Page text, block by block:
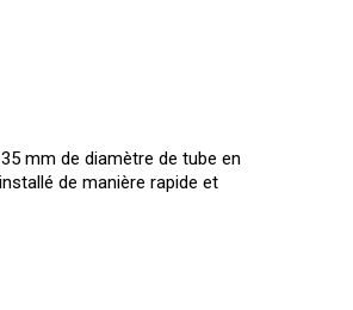
mm de diamètre de tube en
de manière rapide et